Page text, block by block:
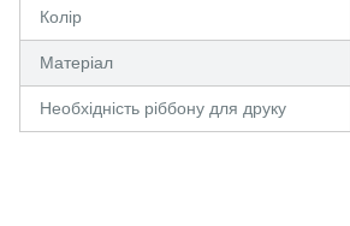
Колір
Матеріал
Необхідність ріббону для друку